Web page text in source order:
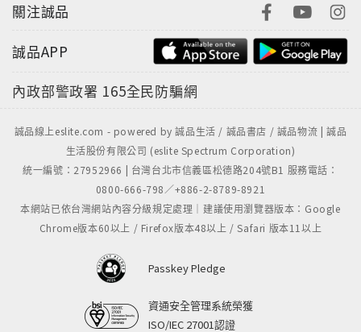
關注誠品
誠品APP
內政部警政署 165全民防騙網
誠品線上eslite.com - powered by 誠品生活 / 誠品書店 / 誠品物流 | 誠品
生活股份有限公司 (eslite Spectrum Corporation)
統一編號：27952966 | 台灣台北市信義區松德路204號B1 服務電話：
0800-666-798／+886-2-8789-8921
本網站已依台灣網站內容分級規定處理｜建議使用瀏覽器版本：Google
Chrome版本60以上 / Firefox版本48以上 / Safari 版本11以上
Passkey Pledge
資通安全管理系統榮獲
ISO/IEC 27001認證